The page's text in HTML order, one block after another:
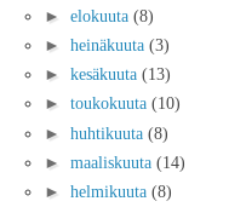
► elokuuta (8)
► heinäkuuta (3)
► kesäkuuta (13)
► toukokuuta (10)
► huhtikuuta (8)
► maaliskuuta (14)
► helmikuuta (8)